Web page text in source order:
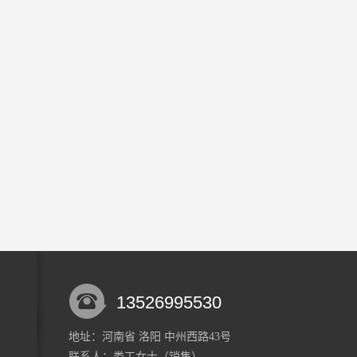
13526995530
地址：河南省 洛阳 中州西路43号